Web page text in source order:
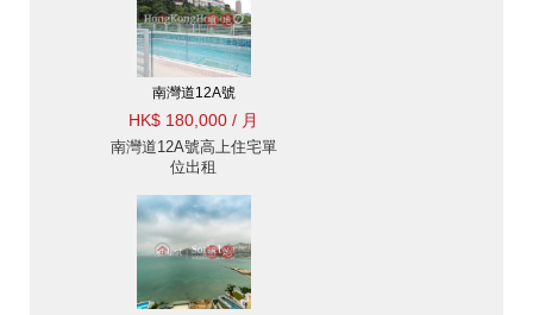
南灣道12A號
HK$ 180,000 / 月
南灣道12A號高上住宅單
位出租